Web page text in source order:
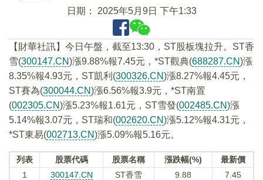
日期： 2025年5月9日 下午1:33
【財華社訊】今日午盤，截至13:30，ST股板塊拉升。ST香
雪(300147.CN)漲9.88%報7.45元，*ST觀典(688287.CN)漲
8.35%報4.93元，ST凱利(300326.CN)漲8.27%報4.45元，
ST賽為(300044.CN)漲6.56%報3.9元，*ST南置
(002305.CN)漲5.23%報1.61元，ST雪發(002485.CN)漲
5.14%報3.07元，ST瑞和(002620.CN)漲5.12%報4.31元，
*ST東易(002713.CN)漲5.09%報5.16元。
列表 股票代碼 股票名稱 漲跌幅(%)
最新價
1
300147.CN ST香雪 9.88
7.45